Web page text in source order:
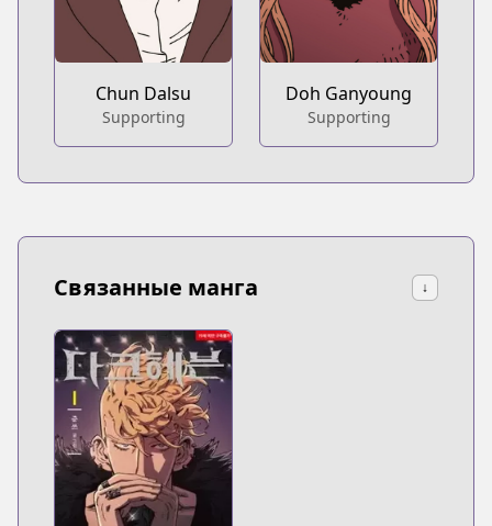
Chun Dalsu
Supporting
Doh Ganyoung
Supporting
Связанные манга ↓